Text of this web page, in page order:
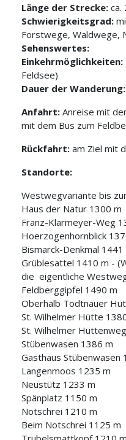
Länge der Strecke: ca.
Schwierigkeitsgrad:
Forstwege, Waldwege,
Sehenswertes:
Einkehrmöglichkeiten:
Feldsee)
Dauer der Wanderung:
Anfahrt: Anreise mit
mit dem Bus zum
Rückfahrt: am Ziel mit
Standorte:
Westwegvariante bis
Haus der Natur 1300 m
Franz-Klarmeyer-Weg
Hoerzogenhornblick
Bismarck-Denkmal 1441
Grüblesattel 1410 m -
die eigentliche
Feldberggipfel 1490 m
Oberhalb Todtnauer
St. Wilhelmer Hütte
St. Wilhelmer
Stübenwasen 1386 m
Gasthaus Stübenwasen
Langenmoos 1235 m
Neustütz 1233 m
Spänplatz 1150 m
Notschrei 1210 m
Beim Notschrei 1125 m